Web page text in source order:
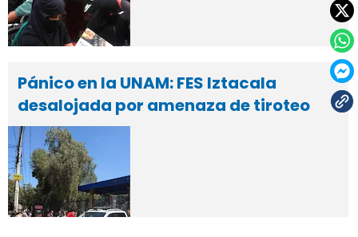
Pánico en la UNAM: FES Iztacala
desalojada por amenaza de tiroteo